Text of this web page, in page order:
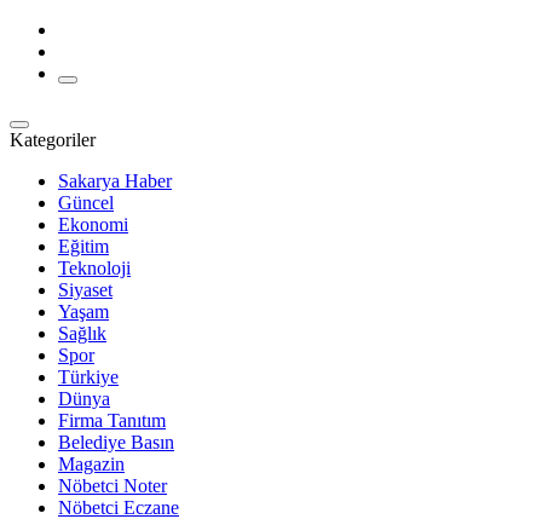
Kategoriler
Sakarya Haber
Güncel
Ekonomi
Eğitim
Teknoloji
Siyaset
Yaşam
Sağlık
Spor
Türkiye
Dünya
Firma Tanıtım
Belediye Basın
Magazin
Nöbetci Noter
Nöbetci Eczane